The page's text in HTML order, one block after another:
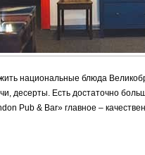
национальные блюда
десерты. Есть достаточно
Pub & Bar» главное –